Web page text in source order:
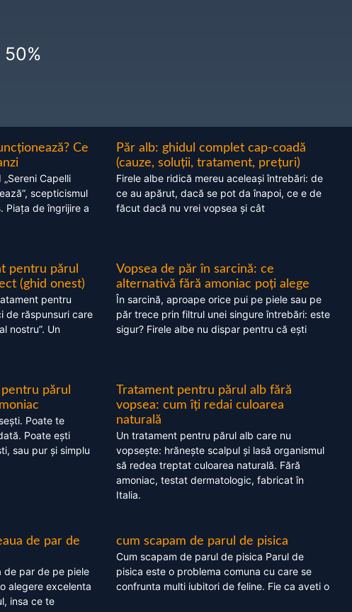
Ce
Capelli
scepticismul
Piața de îngrijire a
Păr alb: ghidul complet cap-coadă
(cauze, soluții, tratament, prețuri)
Firele albe ridică mereu aceleași întrebări: de
ce au apărut, dacă se pot da înapoi, ce e de
făcut dacă nu vrei vopsea și cât
pentru părul
(ghid onest)
pentru
de răspunsuri care
nostru”. Un
Vopsea de păr în sarcină: ce
alternativă fără amoniac poți alege
În sarcină, aproape orice pui pe piele sau pe
păr trece prin filtrul unei singure întrebări: este
sigur? Firele albe nu dispar pentru că ești
părul
Poate te
Poate ești
sau pur și simplu
Tratament pentru părul alb fără
vopsea: cum îți redai culoarea
naturală
Un tratament pentru părul alb care nu
vopsește: hrănește scalpul și lasă organismul
să redea treptat culoarea naturală. Fără
amoniac, testat dermatologic, fabricat în
Italia.
de par de
de par de pe piele
alegere excelenta
insa ce te
cum scapam de parul de pisica
Cum scapam de parul de pisica Parul de
pisica este o problema comuna cu care se
confrunta multi iubitori de feline. Fie ca aveti o